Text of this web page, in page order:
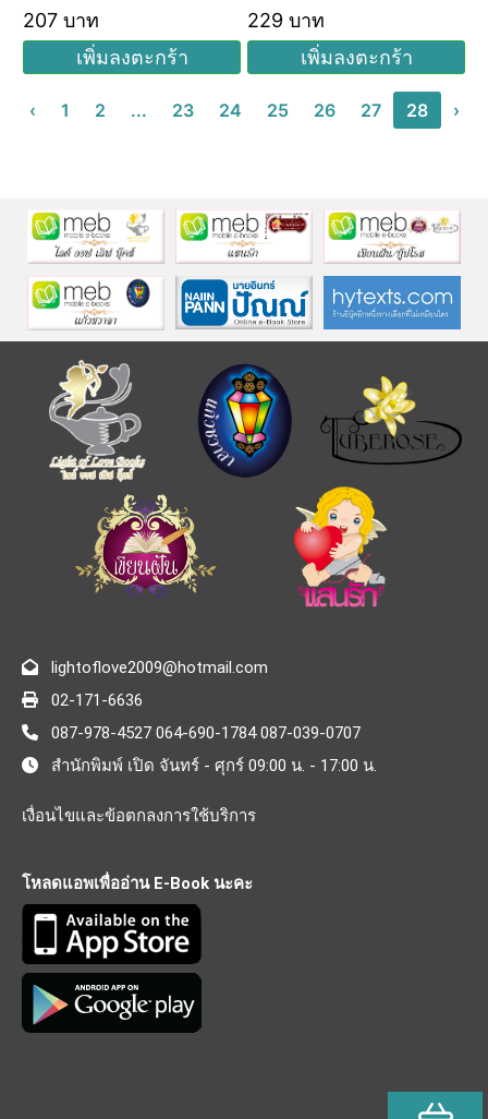
207 บาท
เพิ่มลงตะกร้า
229 บาท
เพิ่มลงตะกร้า
‹ 1 2 ... 23 24 25 26 27 28 ›
lightoflove2009@hotmail.com
02-171-6636
087-978-4527 064-690-1784 087-039-0707
สำนักพิมพ์ เปิด จันทร์ - ศุกร์ 09:00 น. - 17:00 น.
เงื่อนไขและข้อตกลงการใช้บริการ
โหลดแอพเพื่ออ่าน E-Book นะคะ